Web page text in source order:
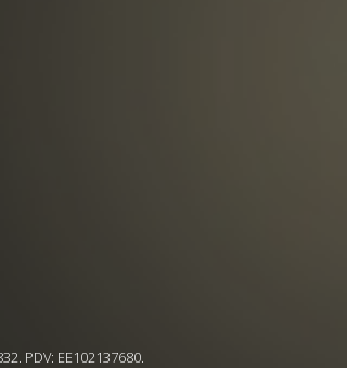
PDV: EE102137680.